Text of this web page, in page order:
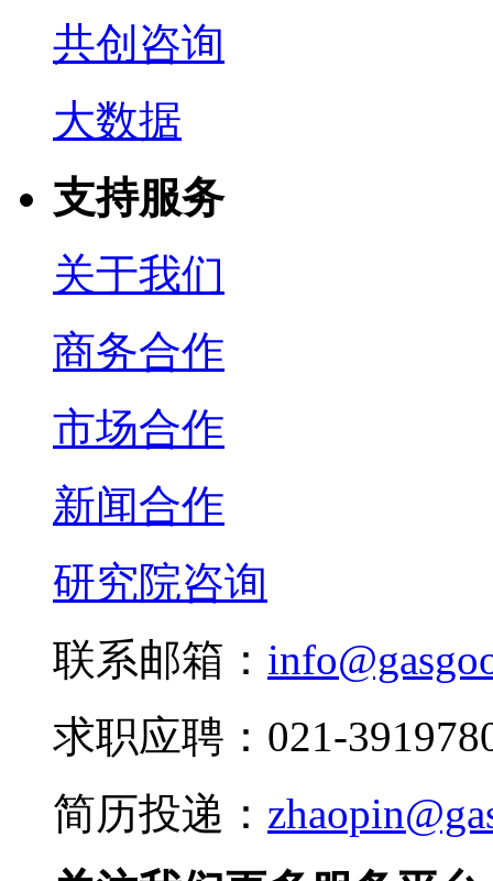
共创咨询
大数据
支持服务
关于我们
商务合作
市场合作
新闻合作
研究院咨询
联系邮箱：
求职应聘：021-
简历投递：